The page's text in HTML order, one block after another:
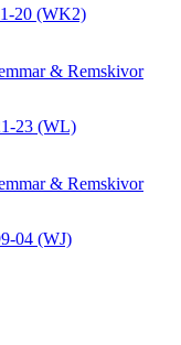
20 (WK2)
& Remskivor
23 (WL)
& Remskivor
04 (WJ)